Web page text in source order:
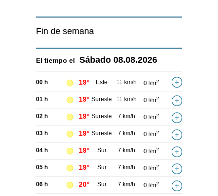
Fin de semana
El tiempo el Sábado 08.08.2026
00 h 19° Este 11 km/h 0 l/m2
01 h 19° Sureste 11 km/h 0 l/m2
02 h 19° Sureste 7 km/h 0 l/m2
03 h 19° Sureste 7 km/h 0 l/m2
04 h 19° Sur 7 km/h 0 l/m2
05 h 19° Sur 7 km/h 0 l/m2
06 h 20° Sur 7 km/h 0 l/m2